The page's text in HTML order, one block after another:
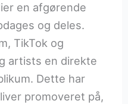
en afgørende
og deles.
TikTok og
artists en direkte
Dette har
promoveret på,